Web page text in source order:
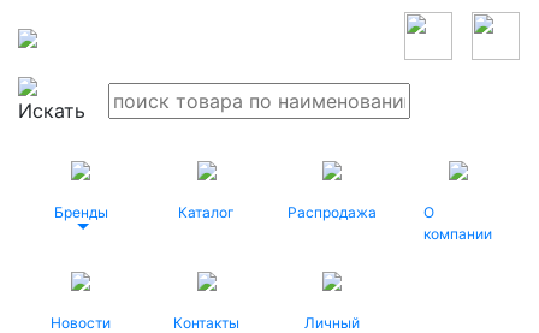
Бренды Каталог Распродажа
О
компании
Новости Контакты
Личный